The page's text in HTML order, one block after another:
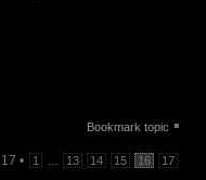
Bookmark topic ▪
17 • 1 ... 13 14 15 16 17